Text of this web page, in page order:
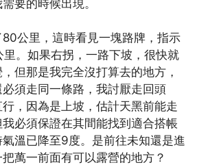
要的時候出現。
公里，這時看見一塊路牌，指示
。如果右拐，一路下坡，很快就
但那是我完全沒打算去的地方，
須走同一條路，我討厭走回頭
，因為是上坡，估計天黑前能走
必須保證在其間能找到適合搭帳
溫已降至9度。是前往未知還是進
萬一前面有可以露營的地方？